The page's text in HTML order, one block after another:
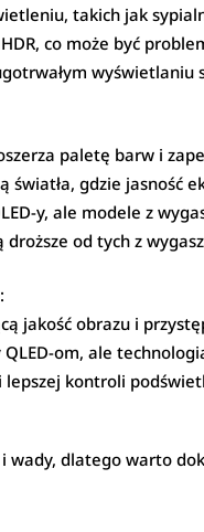
takich jak
co może być
wyświetlaniu
paletę barw i
światła, gdzie jasność
y, ale modele z
od tych z
:
jakość obrazu i
QLED-om, ale
kontroli
wady, dlatego warto